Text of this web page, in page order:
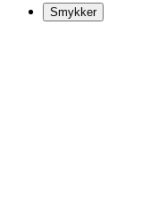
Smykker